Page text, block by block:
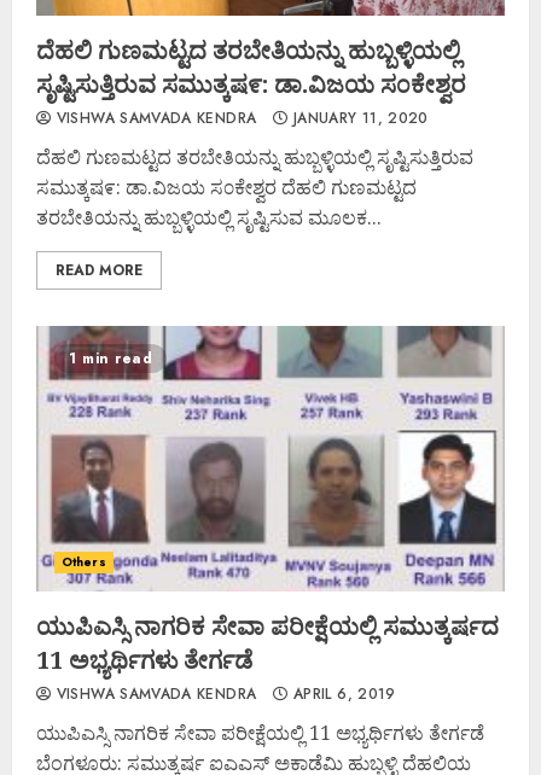
ದೆಹಲಿ ಗುಣಮಟ್ಟದ ತರಬೇತಿಯನ್ನು ಹುಬ್ಬಳ್ಳಿಯಲ್ಲಿ
ಸೃಷ್ಟಿಸುತ್ತಿರುವ ಸಮುತ್ಕಷ೯: ಡಾ.ವಿಜಯ ಸ೦ಕೇಶ್ವರ
VISHWA SAMVADA KENDRA JANUARY 11, 2020
ದೆಹಲಿ ಗುಣಮಟ್ಟದ ತರಬೇತಿಯನ್ನು ಹುಬ್ಬಳ್ಳಿಯಲ್ಲಿ ಸೃಷ್ಟಿಸುತ್ತಿರುವ
ಸಮುತ್ಕಷ೯: ಡಾ.ವಿಜಯ ಸ೦ಕೇಶ್ವರ ದೆಹಲಿ ಗುಣಮಟ್ಟದ
ತರಬೇತಿಯನ್ನು ಹುಬ್ಬಳ್ಳಿಯಲ್ಲಿ ಸೃಷ್ಟಿಸುವ ಮೂಲಕ...
READ MORE
1 min read
Others
ಯುಪಿಎಸ್ಸಿ ನಾಗರಿಕ ಸೇವಾ ಪರೀಕ್ಷೆಯಲ್ಲಿ ಸಮುತ್ಕರ್ಷದ
11 ಅಭ್ಯರ್ಥಿಗಳು ತೇರ್ಗಡೆ
VISHWA SAMVADA KENDRA APRIL 6, 2019
ಯುಪಿಎಸ್ಸಿ ನಾಗರಿಕ ಸೇವಾ ಪರೀಕ್ಷೆಯಲ್ಲಿ 11 ಅಭ್ಯರ್ಥಿಗಳು ತೇರ್ಗಡೆ
ಬೆಂಗಳೂರು: ಸಮುತ್ಕರ್ಷ ಐಎಎಸ್ ಅಕಾಡೆಮಿ ಹುಬ್ಬಳ್ಳಿ ದೆಹಲಿಯ